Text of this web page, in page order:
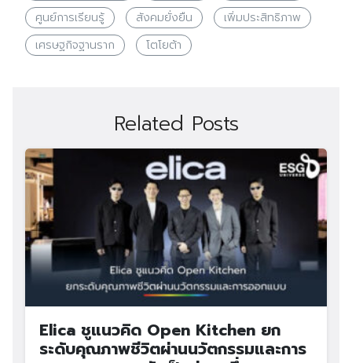
ศูนย์การเรียนรู้
สังคมยั่งยืน
เพิ่มประสิทธิภาพ
เศรษฐกิจฐานราก
โตโยต้า
Related Posts
Elica ชูแนวคิด Open Kitchen ยก
ระดับคุณภาพชีวิตผ่านนวัตกรรมและการ